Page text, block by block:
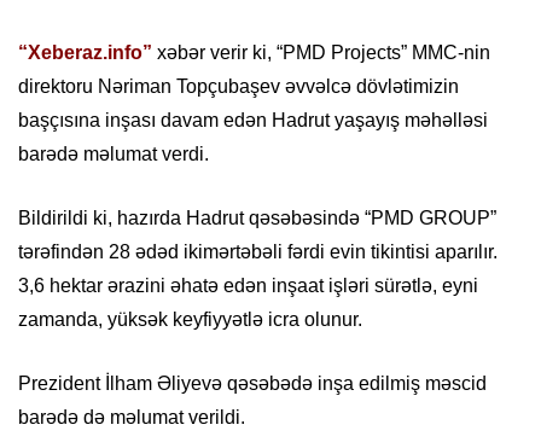
“Xeberaz.info” xəbər verir ki, “PMD Projects” MMC-nin
direktoru Nəriman Topçubaşev əvvəlcə dövlətimizin
başçısına inşası davam edən Hadrut yaşayış məhəlləsi
barədə məlumat verdi.
Bildirildi ki, hazırda Hadrut qəsəbəsində “PMD GROUP”
tərəfindən 28 ədəd ikimərtəbəli fərdi evin tikintisi aparılır.
3,6 hektar ərazini əhatə edən inşaat işləri sürətlə, eyni
zamanda, yüksək keyfiyyətlə icra olunur.
Prezident İlham Əliyevə qəsəbədə inşa edilmiş məscid
barədə də məlumat verildi.